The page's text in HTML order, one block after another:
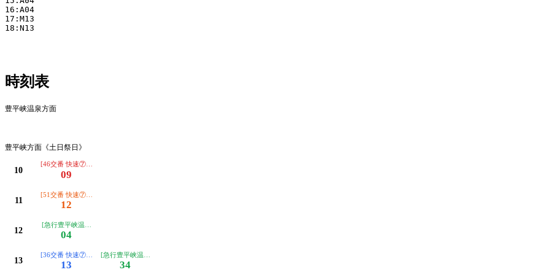
16:A04
17:M13
18:N13
時刻表
豊平峡温泉方面
豊平峡方面《土日祭日》
10
[46交番 快速⑦豊平峡温泉行]
09
11
[51交番 快速⑦豊平峡温泉行]
12
12
[急行豊平峡温泉行《かっぱライナー号》]
04
13
[36交番 快速⑦豊平峡温泉行]
13
[急行豊平峡温泉行《かっぱライナー号》]
34